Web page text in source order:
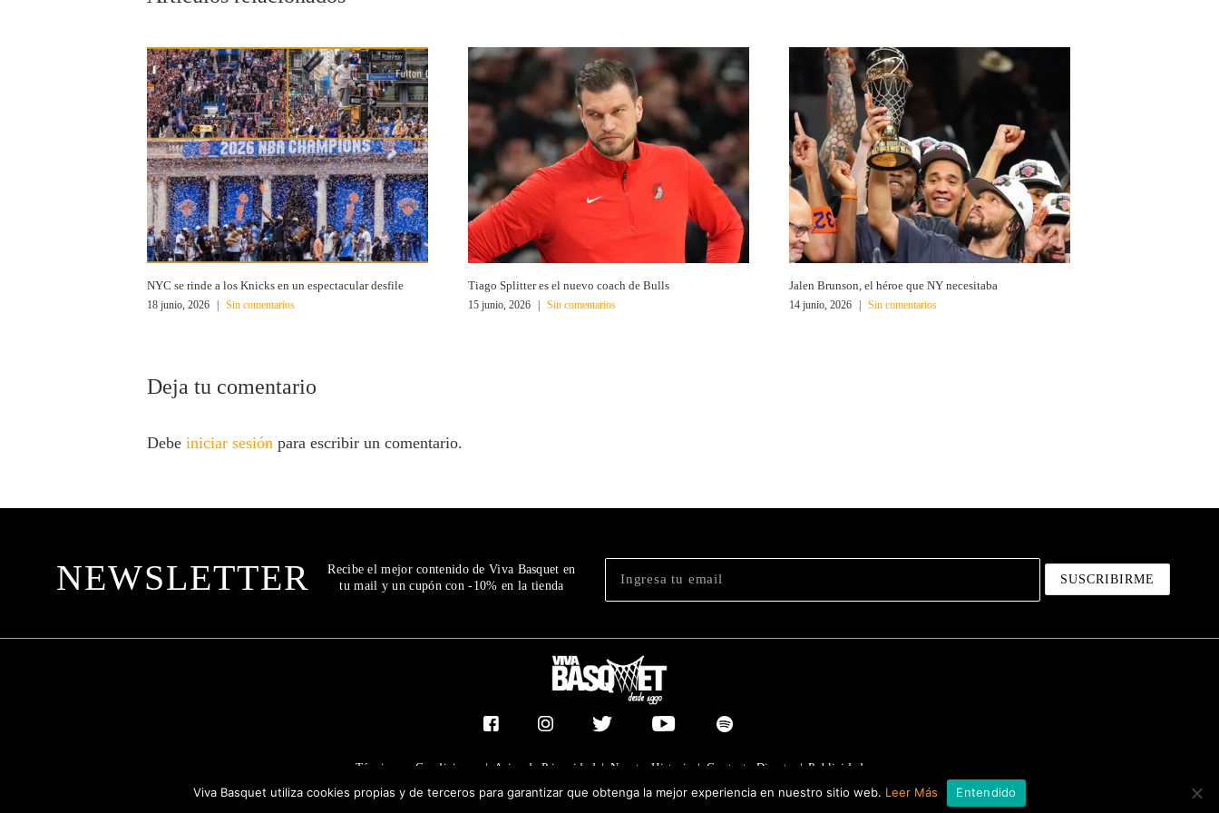
NYC se rinde a los Knicks en un espectacular desfile
18 junio, 2026 | Sin comentarios
Tiago Splitter es el nuevo coach de Bulls
15 junio, 2026 | Sin comentarios
Jalen Brunson, el héroe que NY necesitaba
14 junio, 2026 | Sin comentarios
Deja tu comentario
Debe iniciar sesión para escribir un comentario.
NEWSLETTER
Recibe el mejor contenido de Viva Basquet en
tu mail y un cupón con -10% en la tienda
Términos y Condiciones | Aviso de Privacidad | Nuestra Historia |Contacto Directo |Publicidad
®TODOS LOS DERECHOS RESERVADOS 2023. GRUPO OLIMPIA EDITORES.
Viva Basquet utiliza cookies propias y de terceros para garantizar que obtenga la mejor experiencia en nuestro sitio web. Leer Más Entendido